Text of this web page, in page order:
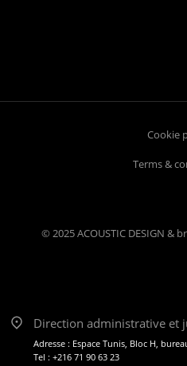
© 2025 ACOUSTIC DESIGN &
Cookie
Terms &
Direction administrative et
Adresse : Espace Tunis, Bloc H,
Tel : +216 71 90 63 23